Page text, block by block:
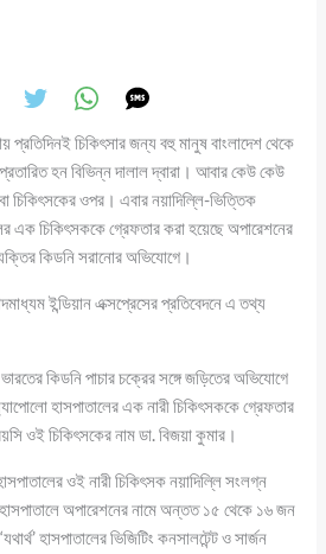
প্রতিদিনই চিকিৎসার জন্য বহু মানুষ বাংলাদেশ থেকে
হন বিভিন্ন দালাল দ্বারা। আবার কেউ কেউ
চিকিৎসকের ওপর। এবার নয়াদিল্লি-ভিত্তিক
এক চিকিৎসককে গ্রেফতার করা হয়েছে অপারেশনের
কিডনি সরানোর অভিযোগে।
ইন্ডিয়ান এক্সপ্রেসের প্রতিবেদনে এ তথ্য
কিডনি পাচার চক্রের সঙ্গে জড়িতের অভিযোগে
হাসপাতালের এক নারী চিকিৎসককে গ্রেফতার
ওই চিকিৎসকের নাম ডা. বিজয়া কুমার।
ওই নারী চিকিৎসক নয়াদিল্লি সংলগ্ন
হাসপাতালে অপারেশনের নামে অন্তত ১৫ থেকে ১৬ জন
হাসপাতালের ভিজিটিং কনসালটেন্ট ও সার্জন